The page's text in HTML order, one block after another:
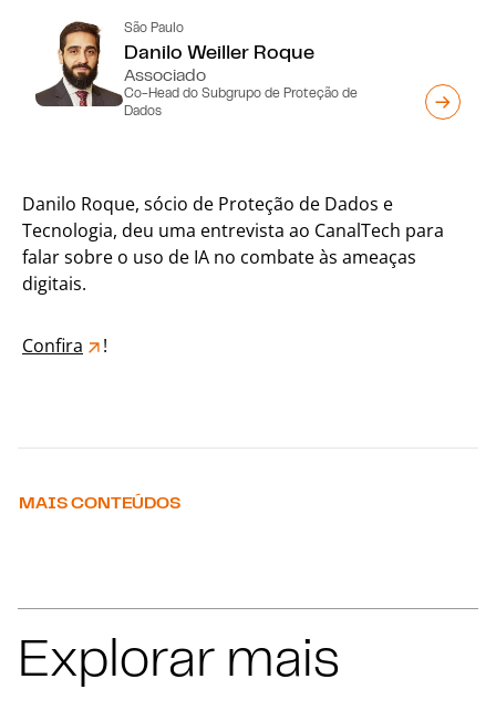
São Paulo
Danilo Weiller Roque
Associado
Co-Head do Subgrupo de Proteção de
Dados
Danilo Roque, sócio de Proteção de Dados e
Tecnologia, deu uma entrevista ao CanalTech para
falar sobre o uso de IA no combate às ameaças
digitais.
Confira !
MAIS CONTEÚDOS
Explorar mais